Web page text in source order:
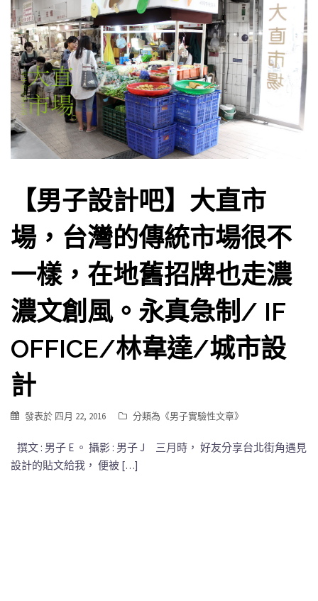
【男子設計吧】大直市
場，台灣的傳統市場很不
一樣，在地舊招牌也走濃
濃文創風。永真急制/ IF
OFFICE/林韋達/城市設
計
發表於 四月 22, 2016 分類為《男子實驗性文章》
撰文 : 男子 E 。 攝影 : 男子 J 三月時， 好友分享台北街角遇見
設計的貼文給我， 便被 […]